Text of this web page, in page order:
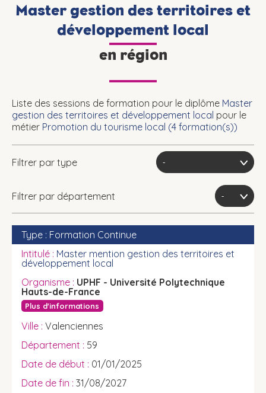
Master gestion des territoires et
développement local
en région
Liste des sessions de formation pour le diplôme Master
gestion des territoires et développement local pour le
métier Promotion du tourisme local (4 formation(s))
Filtrer par type
Filtrer par département
Formation Continue
Master mention gestion des territoires et
développement local
UPHF - Université Polytechnique
Hauts-de-France
Plus d'informations
Valenciennes
59
01/01/2025
31/08/2027